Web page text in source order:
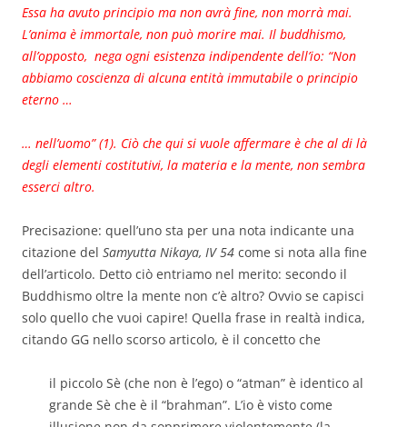
Essa ha avuto principio ma non avrà fine, non morrà mai.
L’anima è immortale, non può morire mai. Il buddhismo,
all’opposto, nega ogni esistenza indipendente dell’io: “Non
abbiamo coscienza di alcuna entità immutabile o principio
eterno …
… nell’uomo” (1). Ciò che qui si vuole affermare è che al di là
degli elementi costitutivi, la materia e la mente, non sembra
esserci altro.
Precisazione: quell’uno sta per una nota indicante una
citazione del Samyutta Nikaya, IV 54 come si nota alla fine
dell’articolo. Detto ciò entriamo nel merito: secondo il
Buddhismo oltre la mente non c’è altro? Ovvio se capisci
solo quello che vuoi capire! Quella frase in realtà indica,
citando GG nello scorso articolo, è il concetto che
il piccolo Sè (che non è l’ego) o “atman” è identico al
grande Sè che è il “brahman”. L’io è visto come